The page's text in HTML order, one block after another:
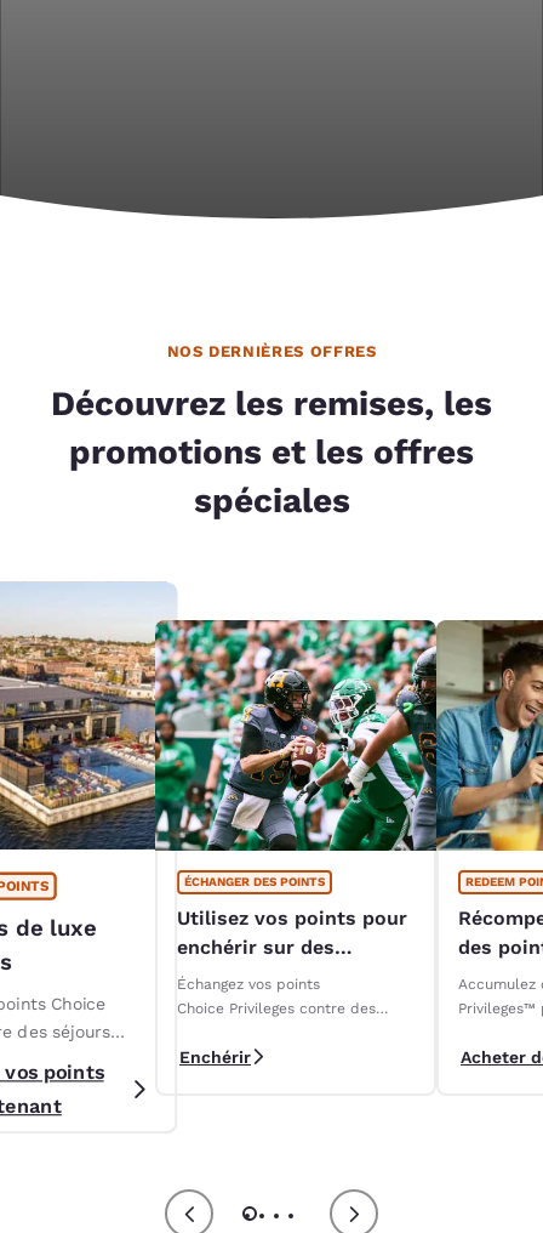
NOS DERNIÈRES OFFRES
Découvrez les remises, les
promotions et les offres
spéciales
de luxe
Choice
des séjours
des hôtels et
Preferred.
vos points
ÉCHANGER DES POINTS
Utilisez vos points pour
enchérir sur des
expériences VIP de la
LCF
Échangez vos points
Choice Privileges contre des
éliminatoires 2025 de la LCF!
Enchérir
REDEEM
des
Accumulez
Privileges™
des
Acheter